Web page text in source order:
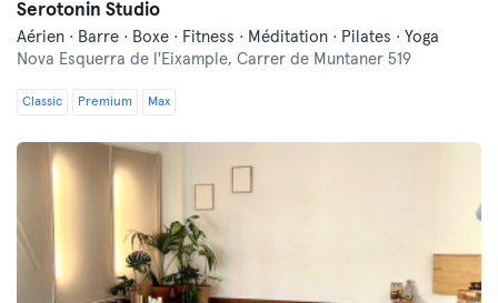
Serotonin Studio
Aérien · Barre · Boxe · Fitness · Méditation · Pilates · Yoga
Nova Esquerra de l'Eixample, Carrer de Muntaner 519
Classic Premium Max